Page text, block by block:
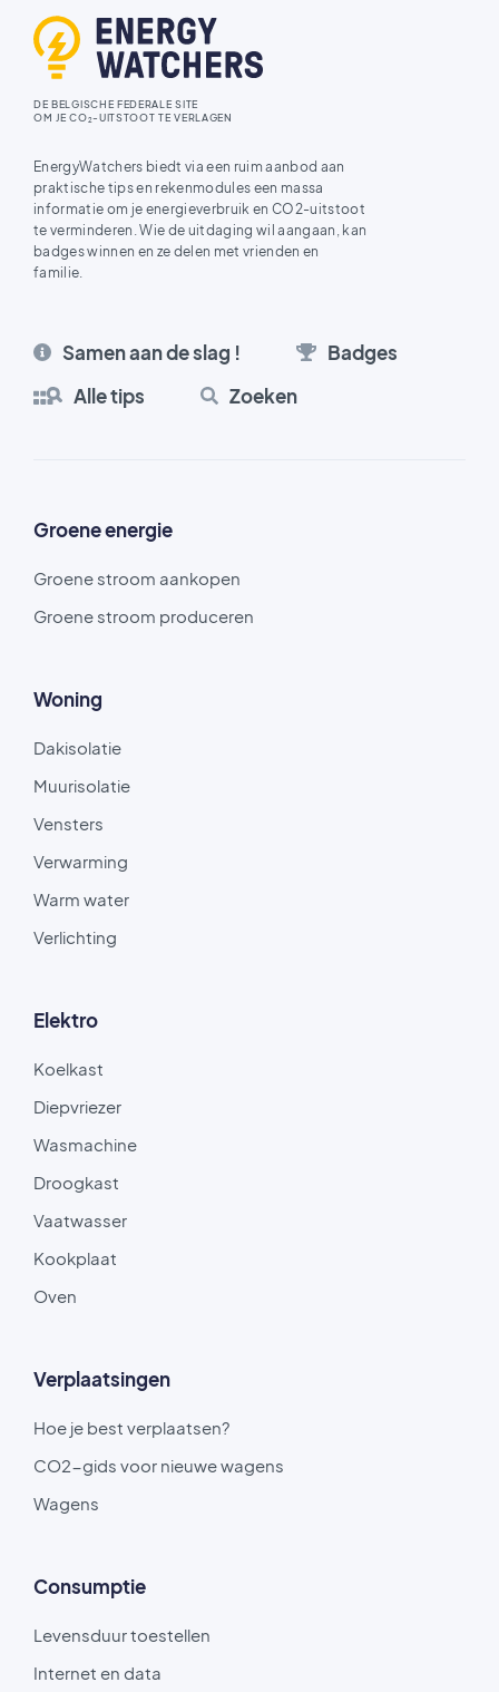
DE BELGISCHE FEDERALE SITE
OM JE CO2-UITSTOOT TE VERLAGEN
EnergyWatchers biedt via een ruim aanbod aan
praktische tips en rekenmodules een massa
informatie om je energieverbruik en CO2-uitstoot
te verminderen. Wie de uitdaging wil aangaan, kan
badges winnen en ze delen met vrienden en
familie.
Samen aan de slag !
Badges
Alle tips
Zoeken
Groene energie
Groene stroom aankopen
Groene stroom produceren
Woning
Dakisolatie
Muurisolatie
Vensters
Verwarming
Warm water
Verlichting
Elektro
Koelkast
Diepvriezer
Wasmachine
Droogkast
Vaatwasser
Kookplaat
Oven
Verplaatsingen
Hoe je best verplaatsen?
CO2-gids voor nieuwe wagens
Wagens
Consumptie
Levensduur toestellen
Internet en data